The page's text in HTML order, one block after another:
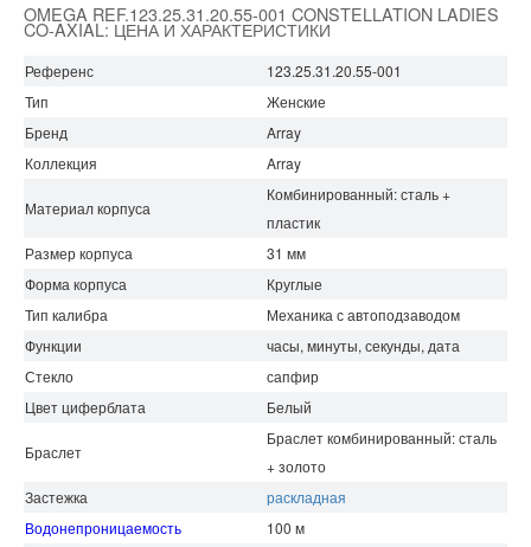
OMEGA REF.123.25.31.20.55-001 CONSTELLATION LADIES
CO-AXIAL: ЦЕНА И ХАРАКТЕРИСТИКИ
Референс
123.25.31.20.55-001
Тип
Женские
Бренд
Array
Коллекция
Array
Материал корпуса
Комбинированный: сталь +
пластик
Размер корпуса
31 мм
Форма корпуса
Круглые
Тип калибра
Механика с автоподзаводом
Функции
часы, минуты, секунды, дата
Стекло
сапфир
Цвет циферблата
Белый
Браслет
Браслет комбинированный: сталь
+ золото
Застежка
раскладная
Водонепроницаемость
100 м